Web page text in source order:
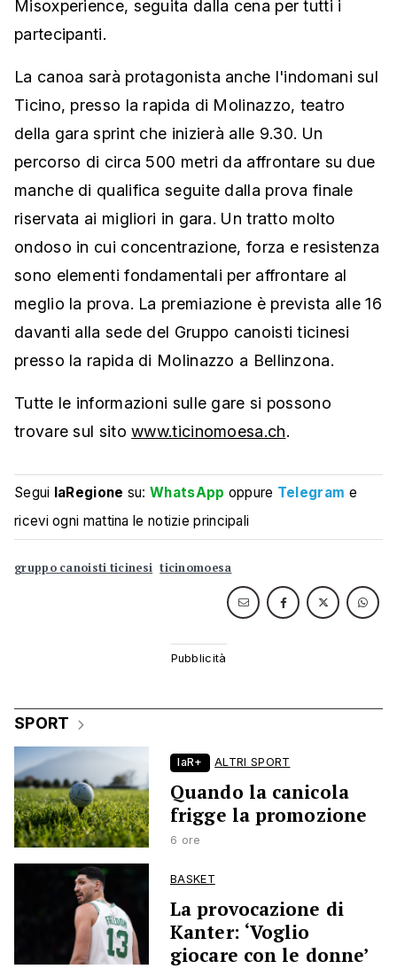
Misoxperience, seguita dalla cena per tutti i
partecipanti.
La canoa sarà protagonista anche l'indomani sul
Ticino, presso la rapida di Molinazzo, teatro
della gara sprint che inizierà alle 9.30. Un
percorso di circa 500 metri da affrontare su due
manche di qualifica seguite dalla prova finale
riservata ai migliori in gara. Un tratto molto
ondoso in cui concentrazione, forza e resistenza
sono elementi fondamentali per affrontare al
meglio la prova. La premiazione è prevista alle 16
davanti alla sede del Gruppo canoisti ticinesi
presso la rapida di Molinazzo a Bellinzona.
Tutte le informazioni sulle gare si possono
trovare sul sitowww.ticinomoesa.ch.
Segui laRegione su:WhatsApp oppure Telegram e
ricevi ogni mattina le notizie principali
gruppo canoisti ticinesi ticinomoesa
SPORT
laR+ ALTRI SPORT
Quando la canicola
frigge la promozione
6 ore
BASKET
La provocazione di
Kanter: ‘Voglio
giocare con le donne’